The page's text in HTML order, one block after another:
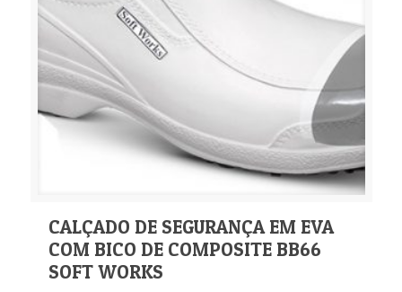
CALÇADO DE SEGURANÇA EM EVA
COM BICO DE COMPOSITE BB66
SOFT WORKS